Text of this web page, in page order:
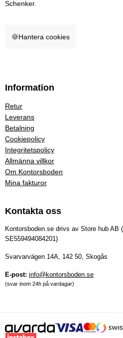
Schenker.
🍪Hantera cookies
Information
Retur
Leverans
Betalning
Cookiepolicy
Integritetspolicy
Allmänna villkor
Om Kontorsboden
Mina fakturor
Kontakta oss
Kontorsboden.se drivs av Store hub AB
SE559494084201)
Svarvarvägen 14A, 142 50, Skogås
E-post: info@kontorsboden.se
(svar inom 24h på vardagar)